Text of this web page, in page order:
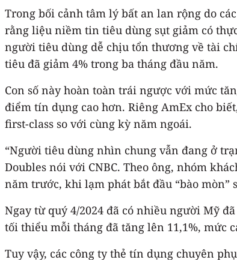
Trong bối cảnh tâm lý bất an lan rộng do
rằng liệu niềm tin tiêu dùng sụt giảm có
người tiêu dùng dễ chịu tổn thương về tài
tiêu đã giảm 4% trong ba tháng đầu năm.
Con số này hoàn toàn trái ngược với mức
điểm tín dụng cao hơn. Riêng AmEx cho
first-class so với cùng kỳ năm ngoái.
“Người tiêu dùng nhìn chung vẫn đang ở
Doubles nói với CNBC. Theo ông, nhóm
năm trước, khi lạm phát bắt đầu “bào mòn”
Ngay từ quý 4/2024 đã có nhiều người Mỹ
tối thiểu mỗi tháng đã tăng lên 11,1%, mức
Tuy vậy, các công ty thẻ tín dụng chuyên